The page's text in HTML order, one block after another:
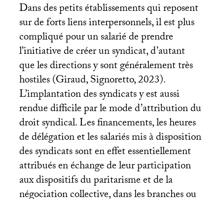
Dans des petits établissements qui reposent
sur de forts liens interpersonnels, il est plus
compliqué pour un salarié de prendre
l’initiative de créer un syndicat, d’autant
que les directions y sont généralement très
hostiles (Giraud, Signoretto, 2023).
L’implantation des syndicats y est aussi
rendue difficile par le mode d’attribution du
droit syndical. Les financements, les heures
de délégation et les salariés mis à disposition
des syndicats sont en effet essentiellement
attribués en échange de leur participation
aux dispositifs du paritarisme et de la